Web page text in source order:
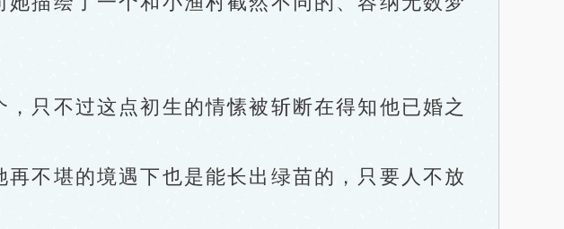
只不过这点初生的情愫被斩断在得知他已婚之
不堪的境遇下也是能长出绿苗的，只要人不放